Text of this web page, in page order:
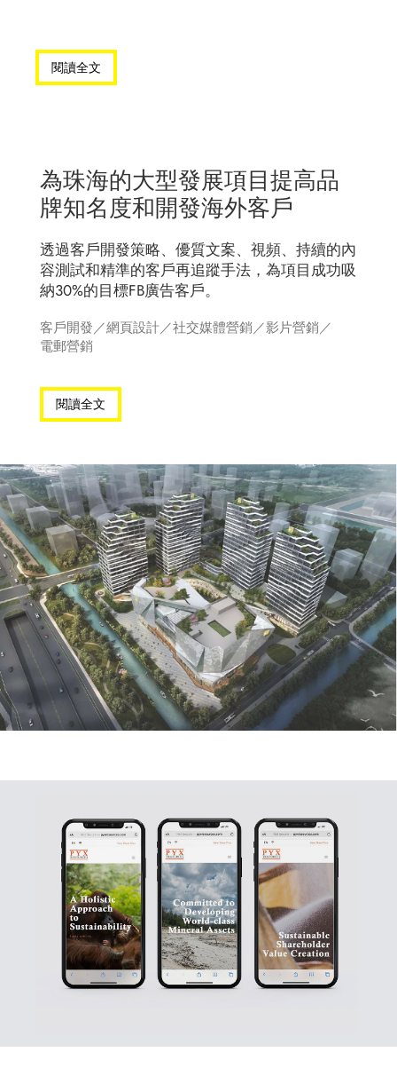
閱讀全文
為珠海的大型發展項目提高品
牌知名度和開發海外客戶
透過客戶開發策略、優質文案、視頻、持續的內
容測試和精準的客戶再追蹤手法，為項目成功吸
納30%的目標FB廣告客戶。
客戶開發／網頁設計／社交媒體營銷／影片營銷／
電郵營銷
閱讀全文